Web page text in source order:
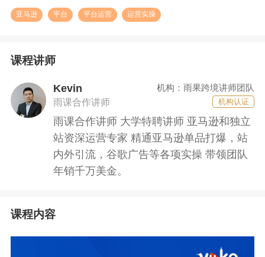
亚马逊 平台 平台运营 运营实操
课程讲师
Kevin
雨课合作讲师
机构：雨果跨境讲师团队
机构认证
雨课合作讲师 大学特聘讲师 亚马逊和独立
站资深运营专家 精通亚马逊单品打爆，站
内外引流，谷歌广告等各项实操 带领团队
年销千万美金。
课程内容